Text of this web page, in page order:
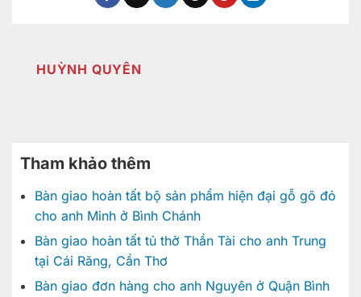
HUỲNH QUYÊN
Tham khảo thêm
Bàn giao hoàn tất bộ sản phẩm hiện đại gỗ gõ đỏ
cho anh Minh ở Bình Chánh
Bàn giao hoàn tất tủ thờ Thần Tài cho anh Trung
tại Cái Răng, Cần Thơ
Bàn giao đơn hàng cho anh Nguyên ở Quận Bình